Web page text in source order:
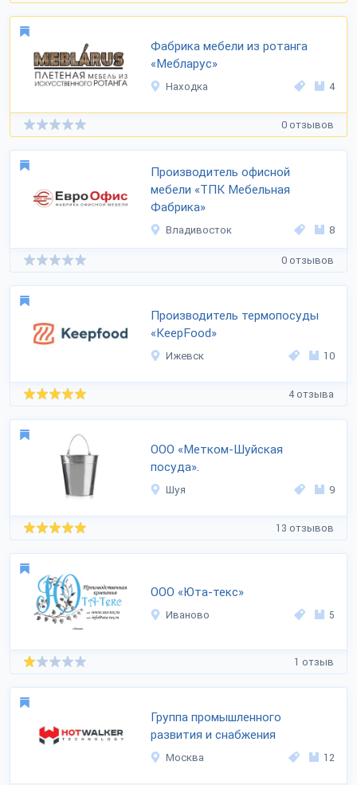
Фабрика мебели из ротанга
«Мебларус»
Находка 4
0 отзывов
Производитель офисной
мебели «ТПК Мебельная
Фабрика»
Владивосток 8
0 отзывов
Производитель термопосуды
«KeepFood»
Ижевск 10
4 отзыва
ООО «Метком-Шуйская
посуда».
Шуя 9
13 отзывов
ООО «Юта-текс»
Иваново 5
1 отзыв
Группа промышленного
развития и снабжения
Москва 12